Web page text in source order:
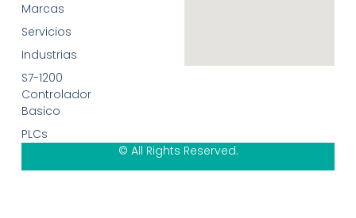
Marcas
Servicios
Industrias
S7-1200
Controlador
Basico
PLCs
© All Rights Reserved.